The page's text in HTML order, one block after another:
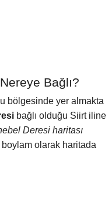
Bağlı?
bölgesinde yer almakta
bağlı olduğu Siirt iline
Deresi haritası
olarak haritada